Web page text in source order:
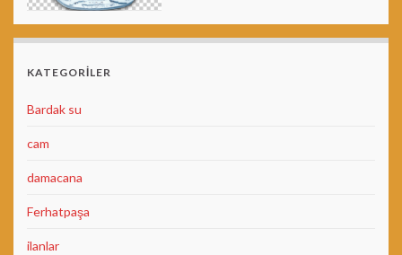
KATEGORILER
Bardak su
cam
damacana
Ferhatpaşa
ilanlar